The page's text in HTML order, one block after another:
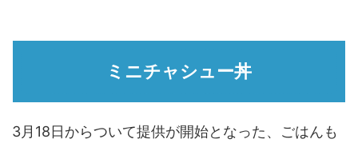
ミニチャシュー丼
3月18日からついて提供が開始となった、ごはんも